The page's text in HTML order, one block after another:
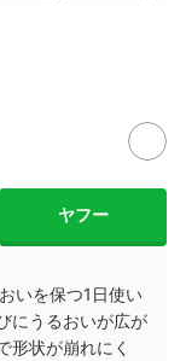
ヤフー
いを保つ1日使い
にうるおいが広が
形状が崩れにく